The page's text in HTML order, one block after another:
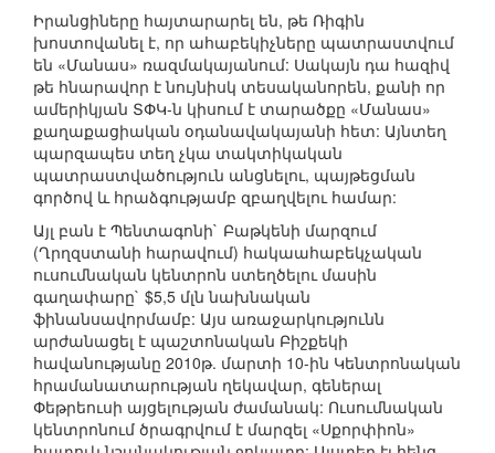
Իրանցիները հայտարարել են, թե Ռիգին
խոստովանել է, որ ահաբեկիչները պատրաստվում
են «Մանաս» ռազմակայանում: Սակայն դա հազիվ
թե հնարավոր է նույնիսկ տեսականորեն, քանի որ
ամերիկյան ՏՓԿ-ն կիսում է տարածքը «Մանաս»
քաղաքացիական օդանավակայանի հետ: Այնտեղ
պարզապես տեղ չկա տակտիկական
պատրաստվածություն անցնելու, պայթեցման
գործով և հրաձգությամբ զբաղվելու համար:
Այլ բան է Պենտագոնի` Բաթկենի մարզում
(Ղրղզստանի հարավում) հակաահաբեկչական
ուսումնական կենտրոն ստեղծելու մասին
գաղափարը` $5,5 մլն նախնական
ֆինանսավորմամբ: Այս առաջարկությունն
արժանացել է պաշտոնական Բիշքեկի
հավանությանը 2010թ. մարտի 10-ին Կենտրոնական
հրամանատարության ղեկավար, գեներալ
Փեթրեուսի այցելության ժամանակ: Ուսումնական
կենտրոնում ծրագրվում է մարզել «Սքորփիոն»